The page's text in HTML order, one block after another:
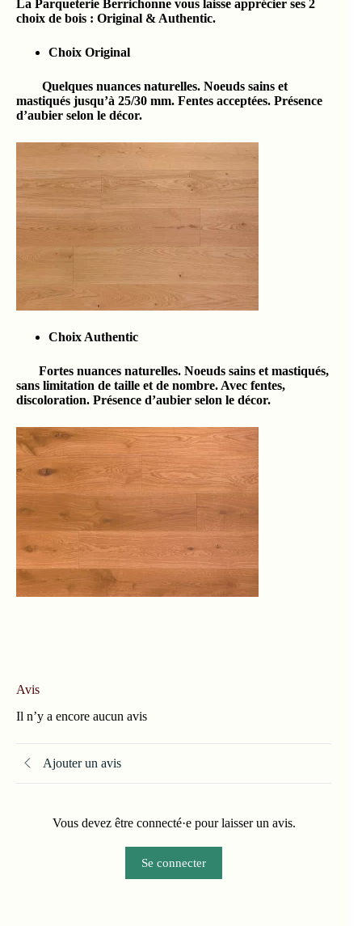
La Parqueterie Berrichonne vous laisse apprécier ses 2
choix de bois : Original & Authentic.
Choix Original
Quelques nuances naturelles. Noeuds sains et
mastiqués jusqu’à 25/30 mm. Fentes acceptées. Présence
d’aubier selon le décor.
Choix Authentic
Fortes nuances naturelles. Noeuds sains et mastiqués,
sans limitation de taille et de nombre. Avec fentes,
discoloration. Présence d’aubier selon le décor.
Avis
Il n’y a encore aucun avis
Ajouter un avis
Vous devez être connecté·e pour laisser un avis.
Se connecter